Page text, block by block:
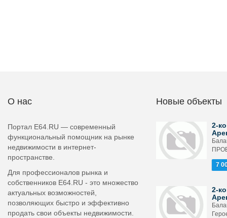
О нас
Портал E64.RU — современный
функциональный помощник на рынке
недвижимости в интернет-
пространстве.
Для профессионалов рынка и
собственников E64.RU - это множество
актуальных возможностей,
позволяющих быстро и эффективно
продать свои объекты недвижимости.
Новые объекты
2-
7
2-